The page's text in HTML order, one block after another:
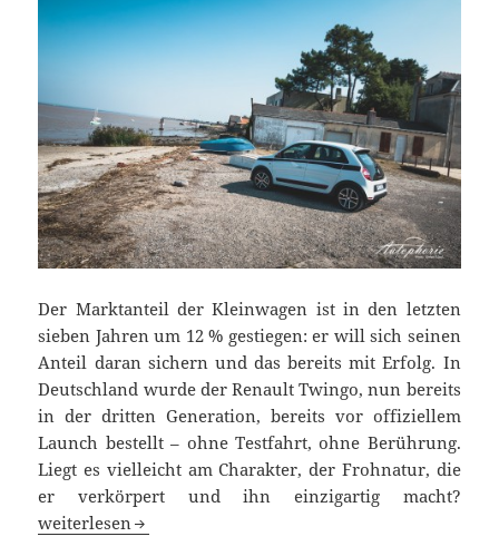
Der Marktanteil der Kleinwagen ist in den letzten
sieben Jahren um 12 % gestiegen: er will sich seinen
Anteil daran sichern und das bereits mit Erfolg. In
Deutschland wurde der Renault Twingo, nun bereits
in der dritten Generation, bereits vor offiziellem
Launch bestellt – ohne Testfahrt, ohne Berührung.
Liegt es vielleicht am Charakter, der Frohnatur, die
er verkörpert und ihn einzigartig macht?
Renault Twingo: der französische Popstar punktet
weiterlesen